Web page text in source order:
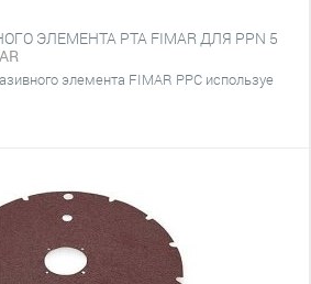
ЭЛЕМЕНТА PTA FIMAR ДЛЯ PPN 5
элемента FIMAR PPC используе